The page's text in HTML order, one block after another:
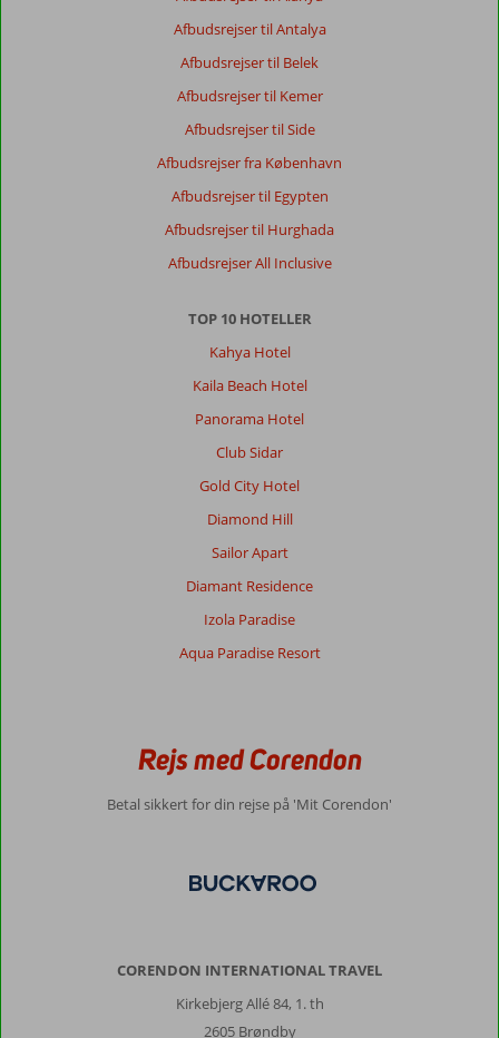
Afbudsrejser til Antalya
Afbudsrejser til Belek
Afbudsrejser til Kemer
Afbudsrejser til Side
Afbudsrejser fra København
Afbudsrejser til Egypten
Afbudsrejser til Hurghada
Afbudsrejser All Inclusive
TOP 10 HOTELLER
Kahya Hotel
Kaila Beach Hotel
Panorama Hotel
Club Sidar
Gold City Hotel
Diamond Hill
Sailor Apart
Diamant Residence
Izola Paradise
Aqua Paradise Resort
Rejs med Corendon
Betal sikkert for din rejse på 'Mit Corendon'
CORENDON INTERNATIONAL TRAVEL
Kirkebjerg Allé 84, 1. th
2605 Brøndby